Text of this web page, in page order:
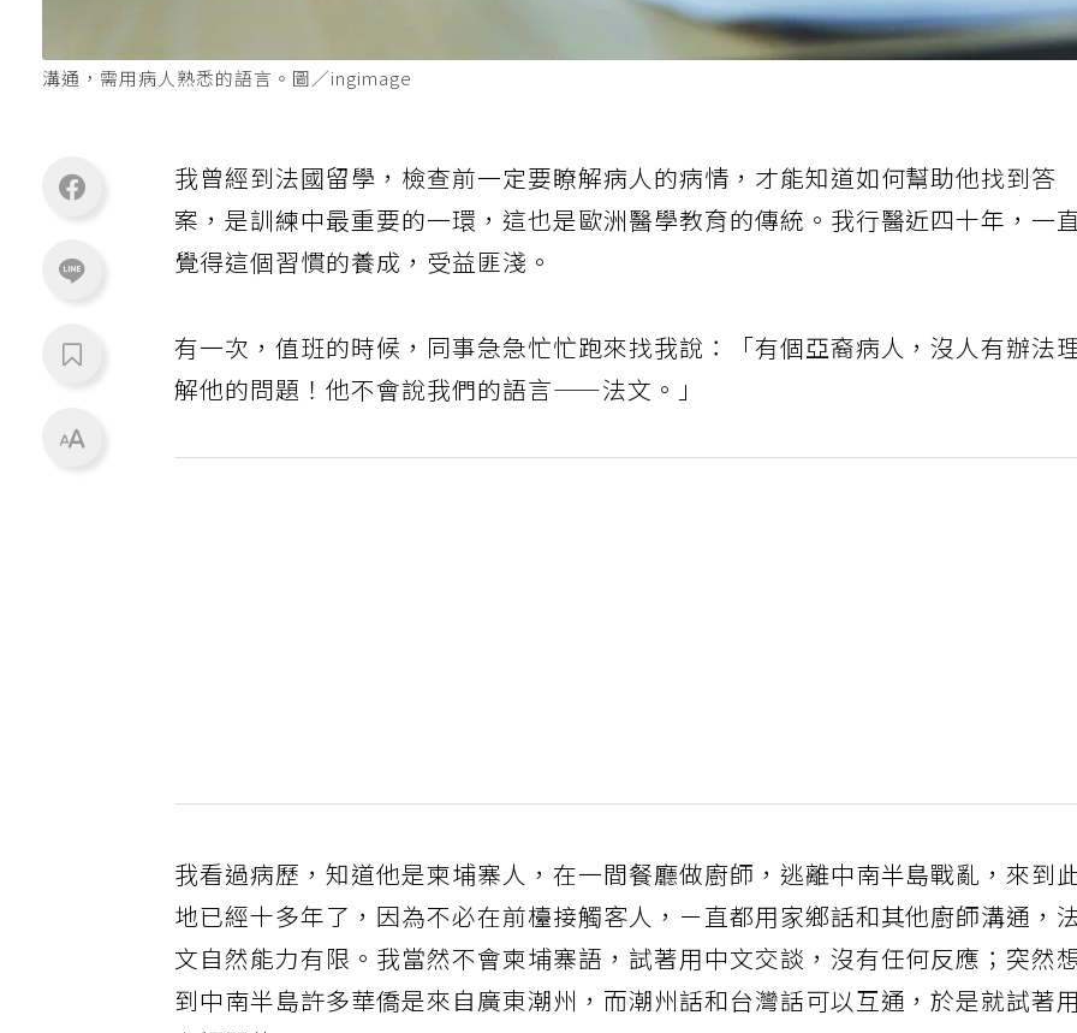
溝通，需用病人熟悉的語言。圖／ingimage
我曾經到法國留學，檢查前一定要瞭解病人的病情，才能知道如何幫助他找到答
案，是訓練中最重要的一環，這也是歐洲醫學教育的傳統。我行醫近四十年，一
覺得這個習慣的養成，受益匪淺。
有一次，值班的時候，同事急急忙忙跑來找我說：「有個亞裔病人，沒人有辦法
解他的問題！他不會說我們的語言——法文。」
我看過病歷，知道他是柬埔寨人，在一間餐廳做廚師，逃離中南半島戰亂，來到
地已經十多年了，因為不必在前檯接觸客人，ㄧ直都用家鄉話和其他廚師溝通，
文自然能力有限。我當然不會柬埔寨語，試著用中文交談，沒有任何反應；突然
到中南半島許多華僑是來自廣東潮州，而潮州話和台灣話可以互通，於是就試著